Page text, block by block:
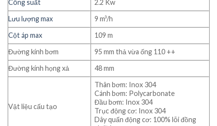
Công suất
2.2 Kw
Lưu lượng max
9 m³/h
Cột áp max
109 m
Đường kính bơm
95 mm thả vừa ống 110 ++
Đường kính họng xả
48 mm
Vật liệu cấu tạo
Thân bơm: Inox 304
Cánh bơm: Polycarbonate
Đầu bơm: Inox 304
Trục động cơ: Inox 304
Dây quấn động cơ: 100% lõi đồng